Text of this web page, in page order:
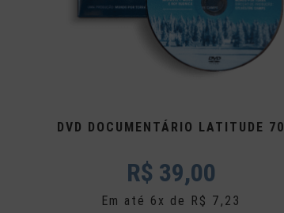
DVD DOCUMENTÁRIO LATITUDE 70
R$ 39,00
Em até 6x de R$ 7,23